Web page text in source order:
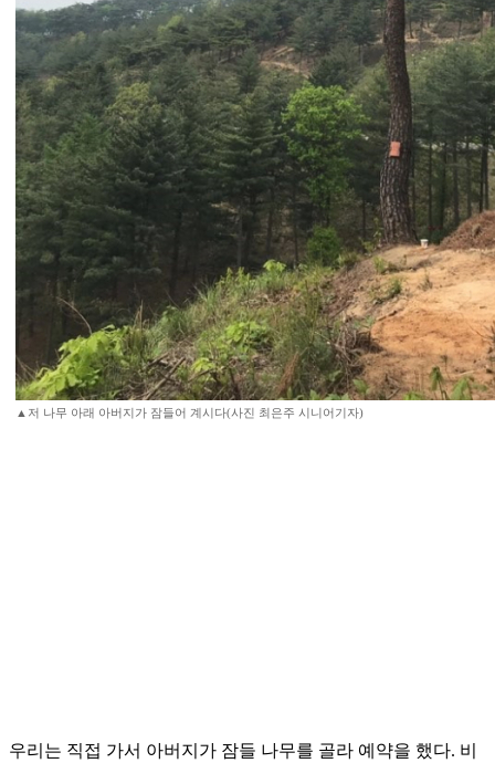
▲저 나무 아래 아버지가 잠들어 계시다(사진 최은주 시니어기자)
우리는 직접 가서 아버지가 잠들 나무를 골라 예약을 했다. 비